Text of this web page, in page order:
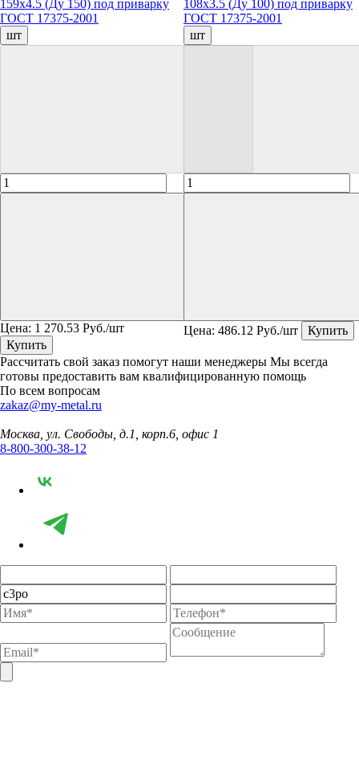
159х4.5 (Ду 150) под приварку
ГОСТ 17375-2001
шт
Цена: 1 270.53 Руб./шт
Купить
108х3.5 (Ду 100) под приварку
ГОСТ 17375-2001
шт
Цена: 486.12 Руб./шт Купить
Рассчитать свой заказ помогут наши менеджеры Мы всегда
готовы предоставить вам квалифицированную помощь
По всем вопросам
zakaz@my-metal.ru
Москва, ул. Свободы, д.1, корп.6, офис 1
8-800-300-38-12